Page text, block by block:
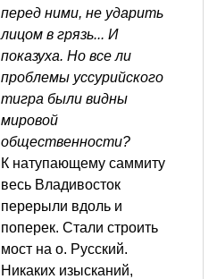
перед ними, не ударить
лицом в грязь... И
показуха. Но все ли
проблемы уссурийского
тигра были видны
мировой
общественности?
К натупающему саммиту
весь Владивосток
перерыли вдоль и
поперек. Стали строить
мост на о. Русский.
Никаких изысканий,